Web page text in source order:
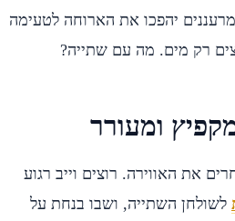
יהפכו את הארוחה לטעימה
רק מים. מה עם שתייה?
ומעורר
את האווירה. רוצים וייב רגוע
לשולחן השתייה, ושבו בנחת על